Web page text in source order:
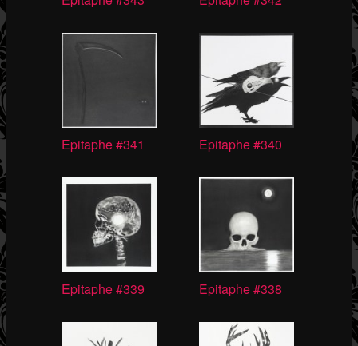
Epitaphe #341 Epitaphe #340
Epitaphe #339 Epitaphe #338